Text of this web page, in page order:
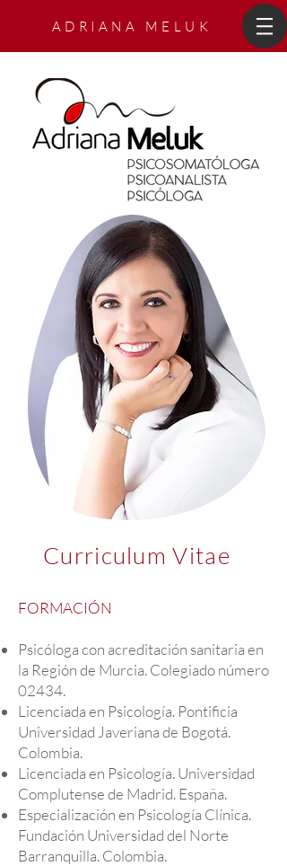
A D R I A N A M E L U K
FORMACIÓN
Psicóloga con acreditación sanitaria en
la Región de Murcia. Colegiado número
02434.
Licenciada en Psicología. Pontificia
Universidad Javeriana de Bogotá.
Colombia.
Licenciada en Psicología. Universidad
Complutense de Madrid. España.
Especialización en Psicología Clínica.
Fundación Universidad del Norte
Barranquilla. Colombia.
Curriculum Vitae